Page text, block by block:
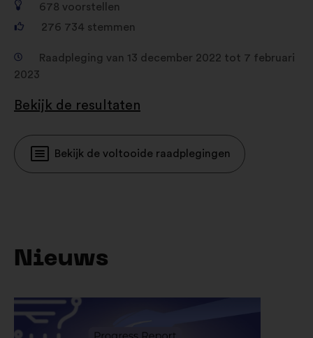
678 voorstellen
276 734 stemmen
Raadpleging van 13 december 2022 tot 7 februari
2023
Bekijk de resultaten
Bekijk de voltooide raadplegingen
Nieuws